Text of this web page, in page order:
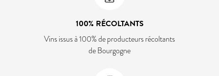
100% RÉCOLTANTS
Vins issus à 100% de producteurs récoltants
de Bourgogne